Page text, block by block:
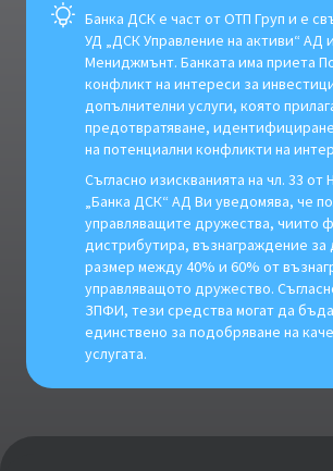
Банка ДСК е част от ОТП Груп и е
УД „ДСК Управление на активи“
Мениджмънт. Банката има приета
конфликт на интереси за
допълнителни услуги, която
предотвратяване,
на потенциални конфликти на
Съгласно изискванията на чл. 33
„Банка ДСК“ АД Ви уведомява, че
управляващите дружества, чиито
дистрибутира, възнаграждение за
размер между 40% и 60% от
управляващото дружество.
ЗПФИ, тези средства могат да
единствено за подобряване на
услугата.